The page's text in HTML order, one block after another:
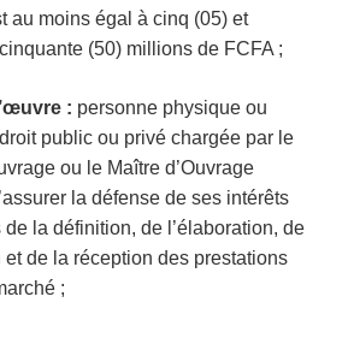
au moins égal à cinq (05) et
(50) millions de FCFA ;
: personne physique ou
public ou privé chargée par le
ou le Maître d’Ouvrage
la défense de ses intérêts
de la définition, de l’élaboration, de
et de la réception des prestations
;